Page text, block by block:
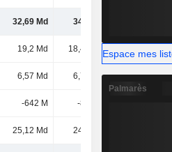
32,69 Md 34,3 Md
19,2 Md 18,48 Md
6,57 Md 6,78 Md 7,48 Md
-642 M -852 M
25,12 Md 24,4 Md
Espace mes
Palmarès